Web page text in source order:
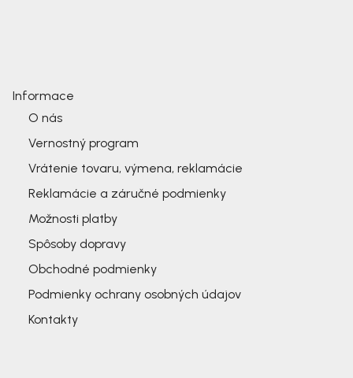
Informace
O nás
Vernostný program
Vrátenie tovaru, výmena, reklamácie
Reklamácie a záručné podmienky
Možnosti platby
Spôsoby dopravy
Obchodné podmienky
Podmienky ochrany osobných údajov
Kontakty